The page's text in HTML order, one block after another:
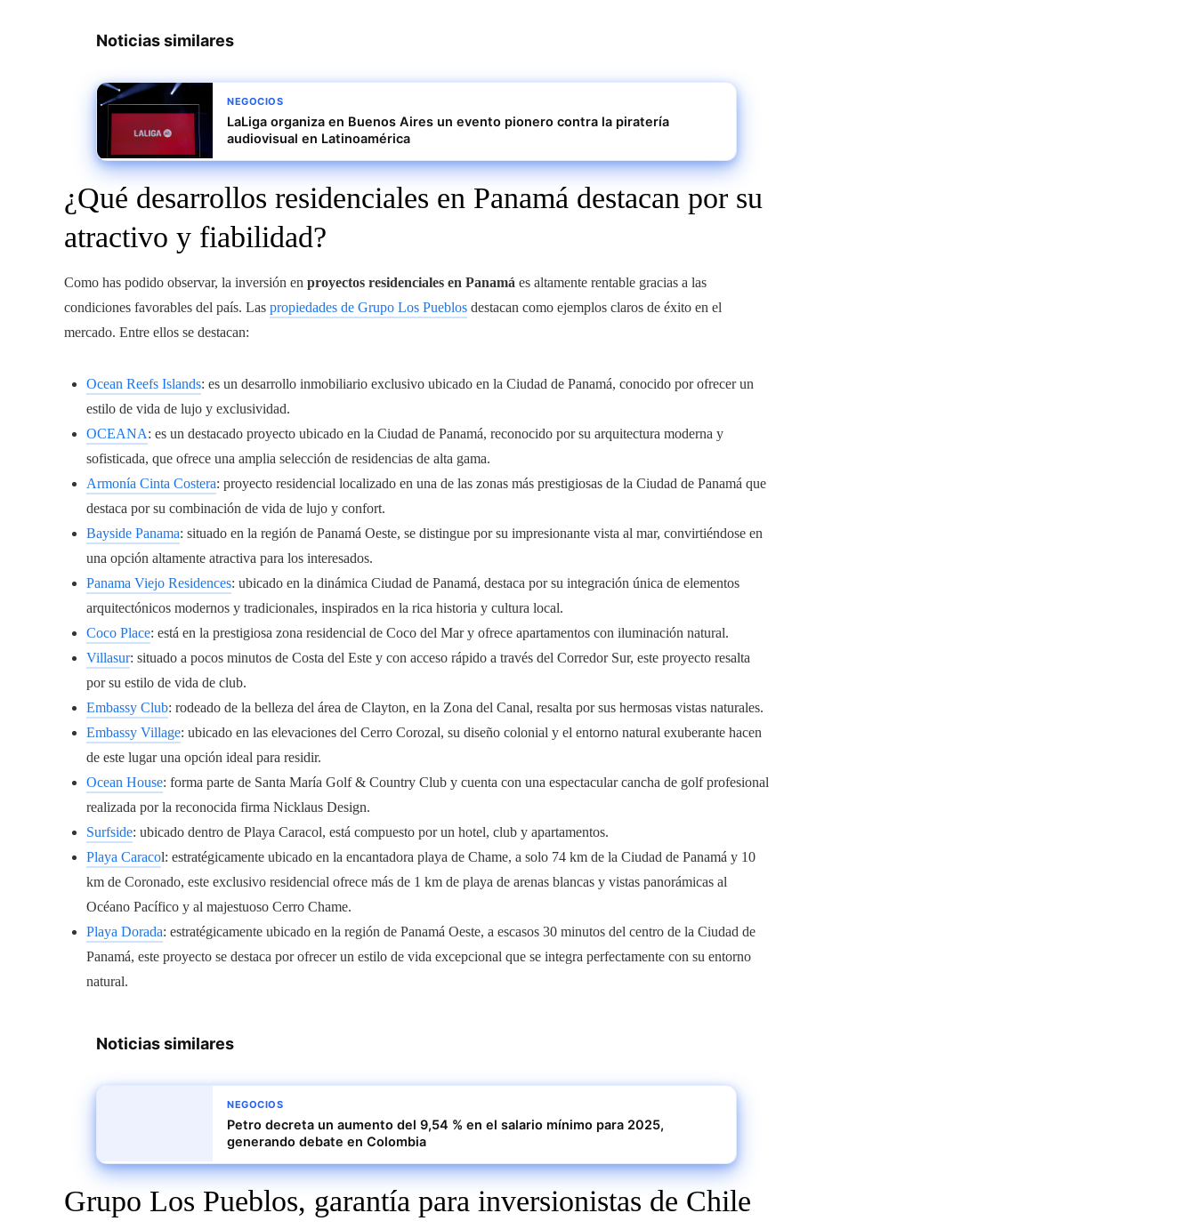
Noticias similares
NEGOCIOS
LaLiga organiza en Buenos Aires un evento pionero contra la piratería
audiovisual en Latinoamérica
¿Qué desarrollos residenciales en Panamá destacan por su
atractivo y fiabilidad?
Como has podido observar, la inversión en proyectos residenciales en Panamá es altamente rentable gracias a las
condiciones favorables del país. Las propiedades de Grupo Los Pueblos destacan como ejemplos claros de éxito en el
mercado. Entre ellos se destacan:
Ocean Reefs Islands: es un desarrollo inmobiliario exclusivo ubicado en la Ciudad de Panamá, conocido por ofrecer un
estilo de vida de lujo y exclusividad.
OCEANA: es un destacado proyecto ubicado en la Ciudad de Panamá, reconocido por su arquitectura moderna y
sofisticada, que ofrece una amplia selección de residencias de alta gama.
Armonía Cinta Costera: proyecto residencial localizado en una de las zonas más prestigiosas de la Ciudad de Panamá que
destaca por su combinación de vida de lujo y confort.
Bayside Panama: situado en la región de Panamá Oeste, se distingue por su impresionante vista al mar, convirtiéndose en
una opción altamente atractiva para los interesados.
Panama Viejo Residences: ubicado en la dinámica Ciudad de Panamá, destaca por su integración única de elementos
arquitectónicos modernos y tradicionales, inspirados en la rica historia y cultura local.
Coco Place: está en la prestigiosa zona residencial de Coco del Mar y ofrece apartamentos con iluminación natural.
Villasur: situado a pocos minutos de Costa del Este y con acceso rápido a través del Corredor Sur, este proyecto resalta
por su estilo de vida de club.
Embassy Club: rodeado de la belleza del área de Clayton, en la Zona del Canal, resalta por sus hermosas vistas naturales.
Embassy Village: ubicado en las elevaciones del Cerro Corozal, su diseño colonial y el entorno natural exuberante hacen
de este lugar una opción ideal para residir.
Ocean House: forma parte de Santa María Golf & Country Club y cuenta con una espectacular cancha de golf profesional
realizada por la reconocida firma Nicklaus Design.
Surfside: ubicado dentro de Playa Caracol, está compuesto por un hotel, club y apartamentos.
Playa Caracol: estratégicamente ubicado en la encantadora playa de Chame, a solo 74 km de la Ciudad de Panamá y 10
km de Coronado, este exclusivo residencial ofrece más de 1 km de playa de arenas blancas y vistas panorámicas al
Océano Pacífico y al majestuoso Cerro Chame.
Playa Dorada: estratégicamente ubicado en la región de Panamá Oeste, a escasos 30 minutos del centro de la Ciudad de
Panamá, este proyecto se destaca por ofrecer un estilo de vida excepcional que se integra perfectamente con su entorno
natural.
Noticias similares
NEGOCIOS
Petro decreta un aumento del 9,54 % en el salario mínimo para 2025,
generando debate en Colombia
Grupo Los Pueblos, garantía para inversionistas de Chile